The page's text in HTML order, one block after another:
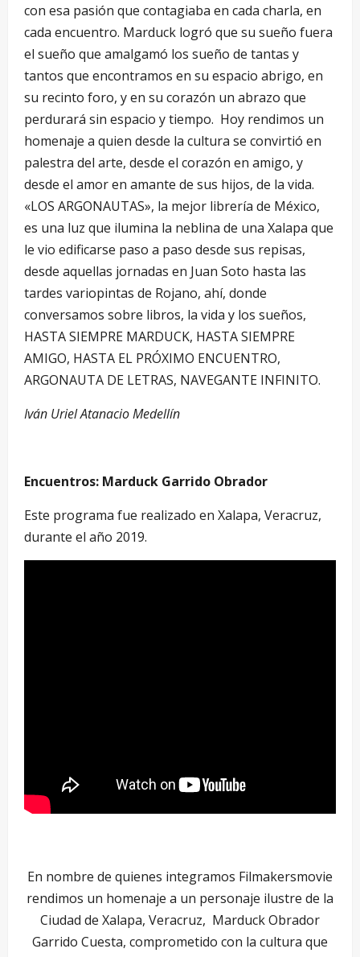
con esa pasión que contagiaba en cada charla, en
cada encuentro. Marduck logró que su sueño fuera
el sueño que amalgamó los sueño de tantas y
tantos que encontramos en su espacio abrigo, en
su recinto foro, y en su corazón un abrazo que
perdurará sin espacio y tiempo. Hoy rendimos un
homenaje a quien desde la cultura se convirtió en
palestra del arte, desde el corazón en amigo, y
desde el amor en amante de sus hijos, de la vida.
«LOS ARGONAUTAS», la mejor librería de México,
es una luz que ilumina la neblina de una Xalapa que
le vio edificarse paso a paso desde sus repisas,
desde aquellas jornadas en Juan Soto hasta las
tardes variopintas de Rojano, ahí, donde
conversamos sobre libros, la vida y los sueños,
HASTA SIEMPRE MARDUCK, HASTA SIEMPRE
AMIGO, HASTA EL PRÓXIMO ENCUENTRO,
ARGONAUTA DE LETRAS, NAVEGANTE INFINITO.
Iván Uriel Atanacio Medellín
Encuentros: Marduck Garrido Obrador
Este programa fue realizado en Xalapa, Veracruz,
durante el año 2019.
En nombre de quienes integramos Filmakersmovie
rendimos un homenaje a un personaje ilustre de la
Ciudad de Xalapa, Veracruz, Marduck Obrador
Garrido Cuesta, comprometido con la cultura que